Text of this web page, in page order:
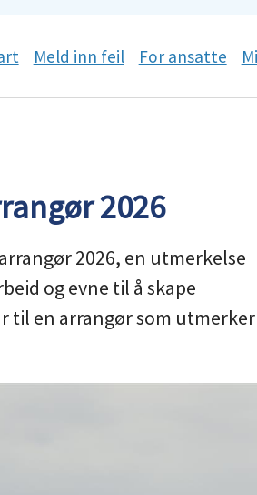
Meld inn feil For ansatte
2026
2026, en utmerkelse
og evne til å skape
til en arrangør som utmerker